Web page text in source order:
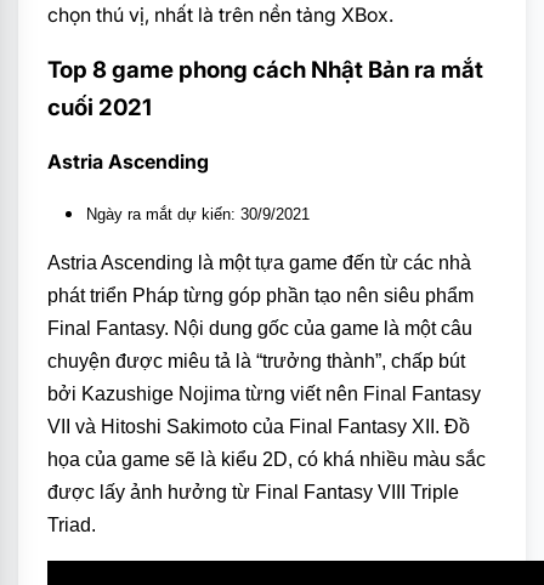
chọn thú vị, nhất là trên nền tảng XBox.
Top 8 game phong cách Nhật Bản ra mắt
cuối 2021
Astria Ascending
Ngày ra mắt dự kiến: 30/9/2021
Astria Ascending là một tựa game đến từ các nhà
phát triển Pháp từng góp phần tạo nên siêu phẩm
Final Fantasy. Nội dung gốc của game là một câu
chuyện được miêu tả là “trưởng thành”, chấp bút
bởi Kazushige Nojima từng viết nên Final Fantasy
VII và Hitoshi Sakimoto của Final Fantasy XII. Đồ
họa của game sẽ là kiểu 2D, có khá nhiều màu sắc
được lấy ảnh hưởng từ Final Fantasy VIII Triple
Triad.